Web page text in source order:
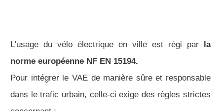
L'usage du vélo électrique en ville est régi par la
norme européenne NF EN 15194.
Pour intégrer le VAE de manière sûre et responsable
dans le trafic urbain, celle-ci exige des règles strictes